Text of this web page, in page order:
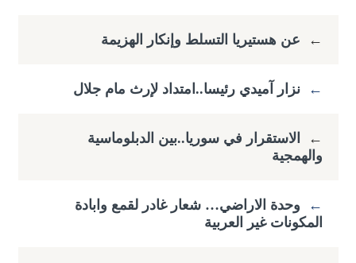
← عن هستيريا التسلط وإنكار الهزيمة
← نزار آميدي رئيسا..امتداد لإرث مام جلال
←
الاستقرار في سوريا..بين الدبلوماسية
والهمجية
←
وحدة الاراضي… شعار غادر لقمع وابادة
المكونات غير العربية